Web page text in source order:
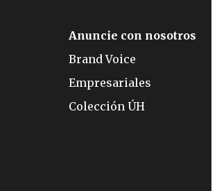
Anuncie con nosotros
Brand Voice
Empresariales
Colección ÚH